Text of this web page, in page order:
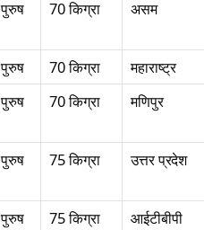
पुरुष 70 किग्रा असम
पुरुष 70 किग्रा
महाराष्ट्र
पुरुष 70 किग्रा मणिपुर
पुरुष 75 किग्रा उत्तर प्रदेश
पुरुष 75 किग्रा आईटीबीपी